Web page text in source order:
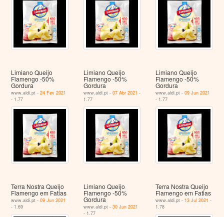
Limiano Queijo
Flamengo -50%
Gordura
www.aldi.pt -24 Fev 2021
- 1.77
Limiano Queijo
Flamengo -50%
Gordura
www.aldi.pt - 07 Abr 2021 -
1.77
Limiano Queijo
Flamengo -50%
Gordura
www.aldi.pt -09 Jun 2021
- 1.77
Terra Nostra Queijo
Flamengo em Fatias
www.aldi.pt -09 Jun 2021
- 1.69
Limiano Queijo
Flamengo -50%
Gordura
www.aldi.pt - 30 Jun 2021
- 1.77
Terra Nostra Queijo
Flamengo em Fatias
www.aldi.pt - 13 Jul 2021 -
1.78